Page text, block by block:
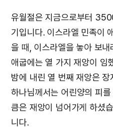
유월절은 지금으로부터
기입니다. 이스라엘 민족이
을 때, 이스라엘을 놓아 보
애굽에는 열 가지 재앙이 임
밤에 내린 열 번째 재앙은
하나님께서는 어린양의 피
큼은 재앙이 넘어가게 하셨
니다.